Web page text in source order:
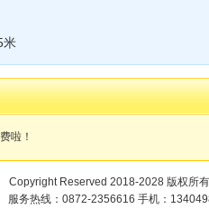
米
啦！
Copyright Reserved 2018-2028 版权所
服务热线：0872-2356616 手机：